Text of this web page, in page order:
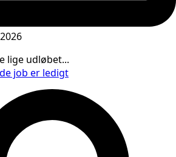
lige udløbet...
job er ledigt